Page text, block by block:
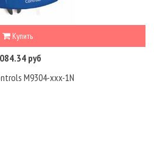
Купить
руб
M9304-xxx-1N